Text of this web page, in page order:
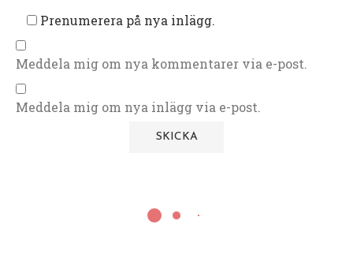
Prenumerera på nya inlägg.
Meddela mig om nya kommentarer via e-post.
Meddela mig om nya inlägg via e-post.